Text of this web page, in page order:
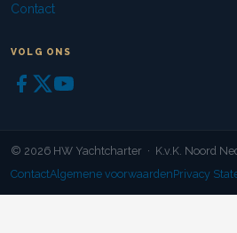
Contact
VOLG ONS
© 2026 HW Yachtcharter · K.v.K. Noord
ContactAlgemene voorwaardenPrivacy